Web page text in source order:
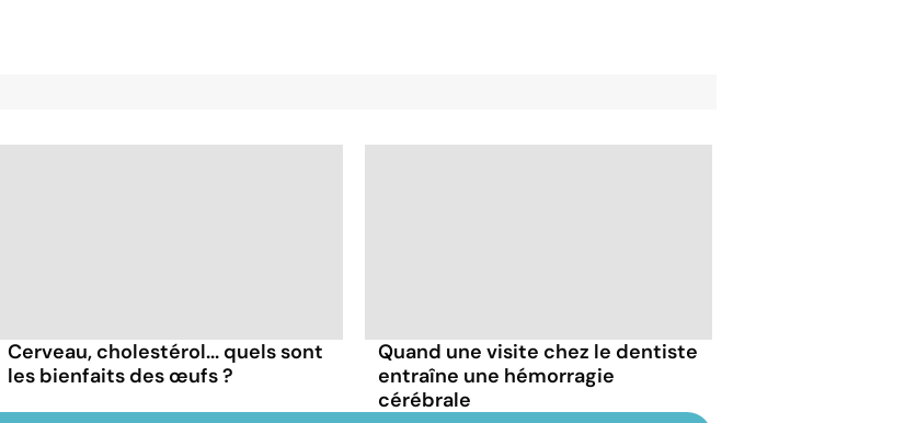
Cerveau, cholestérol... quels sont
les bienfaits des œufs ?
Quand une visite chez le dentiste
entraîne une hémorragie
cérébrale